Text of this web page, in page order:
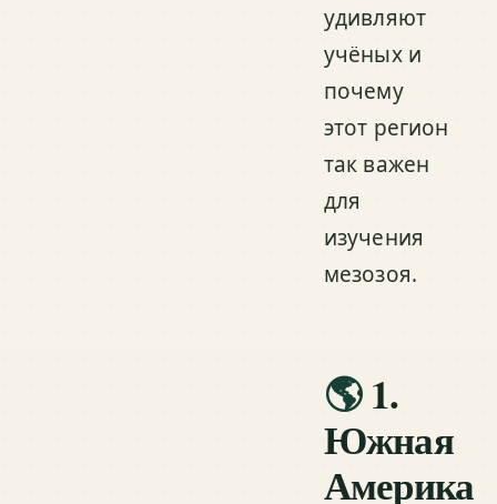
удивляют
учёных и
почему
этот регион
так важен
для
изучения
мезозоя.
🌎1.
Южная
Америка